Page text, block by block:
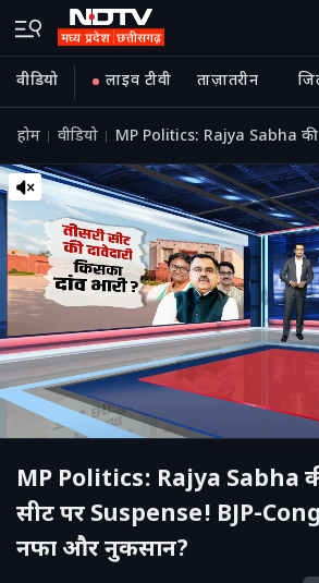
वीडियो लाइव टीवी ताज़ातरीन
होम वीडियो MP Politics: Rajya Sabha
MP Politics: Rajya Sabha
सीट पर Suspense! BJP-
नफा और नुकसान?